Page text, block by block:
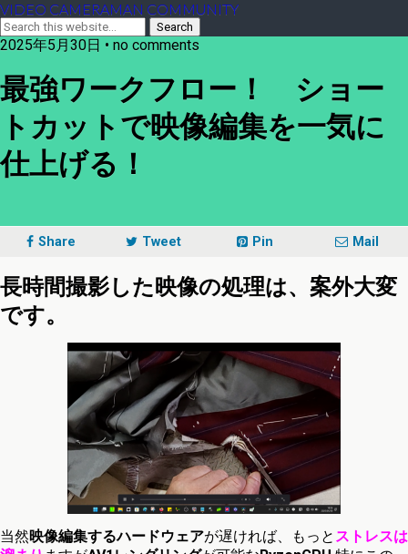
VIDEO CAMERAMAN COMMUNITY
2025年5月30日 • no comments
最強ワークフロー！ ショー
トカットで映像編集を一気に
仕上げる！
Share Tweet Pin Mail
長時間撮影した映像の処理は、案外大変
です。
当然映像編集するハードウェアが遅ければ、もっと ストレスは